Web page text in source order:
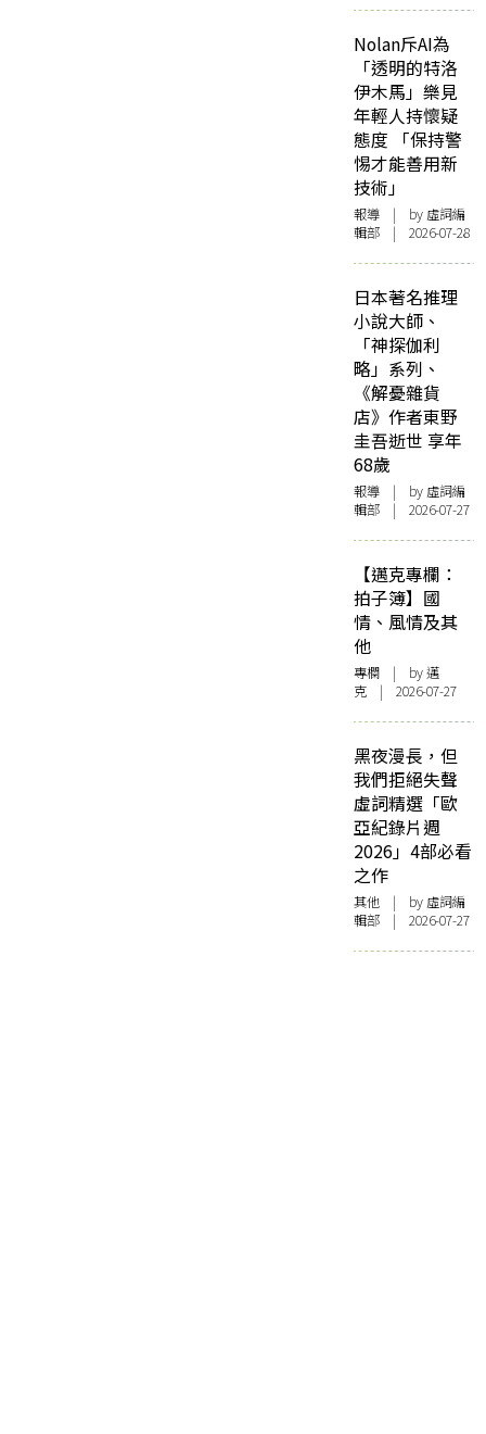
Nolan斥AI為
「透明的特洛
伊木馬」樂見
年輕人持懷疑
態度 「保持警
惕才能善用新
技術」
報導 | by 虛詞編
輯部 | 2026-07-28
日本著名推理
小說大師、
「神探伽利
略」系列、
《解憂雜貨
店》作者東野
圭吾逝世 享年
68歲
報導 | by 虛詞編
輯部 | 2026-07-27
【邁克專欄：
拍子簿】國
情、風情及其
他
專欄 | by邁
克 | 2026-07-27
黑夜漫長，但
我們拒絕失聲
虛詞精選「歐
亞紀錄片週
2026」4部必看
之作
其他 | by 虛詞編
輯部 | 2026-07-27